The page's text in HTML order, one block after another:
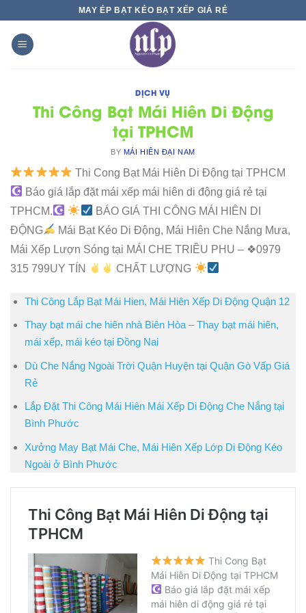
content
MAY ÉP BẠT KÉO BẠT XẾP GIÁ RẺ
DỊCH VỤ
Thi Công Bạt Mái Hiên Di Động
tại TPHCM
BY MÁI HIÊN ĐẠI NAM
Thi Cong Bạt Mái Hiên Di Động tại TPHCM
Báo giá lắp đặt mái xếp mái hiên di động giá rẻ tại
TPHCM.
BÁO GIÁ THI CÔNG MÁI HIÊN DI
ĐỘNG
Mái Bạt Kéo Di Động, Mái Hiên Che Nắng Mưa,
Mái Xếp Lượn Sóng tại MÁI CHE TRIỀU PHU – ❖0979
315 799UY TÍN
CHẤT LƯỢNG
Thi Công Lắp Bạt Mái Hien, Mái Hiên Xếp Di Động Quận 12
Thay bạt mái che hiên nhà Biên Hòa – Thay bạt mái hiên,
mái xếp, mái kéo tại Đồng Nai
Dù Che Nắng Ngoài Trời Quận Huyện tại Quận Gò Vấp Giá
Rẻ
Lắp Đặt Thi Công Mái Hiên Mái Xếp Di Động Che Nắng tại
Bình Phước
Xưởng May Bạt Mái Che, Mái Hiên Xếp Lớp Di Động Kéo
Ngoài ở Bình Phước